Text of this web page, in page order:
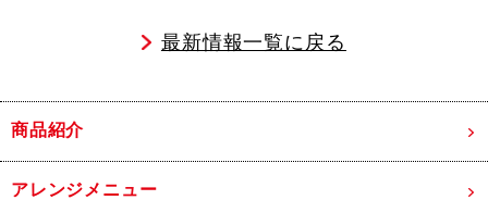
最新情報一覧に戻る
商品紹介
アレンジメニュー